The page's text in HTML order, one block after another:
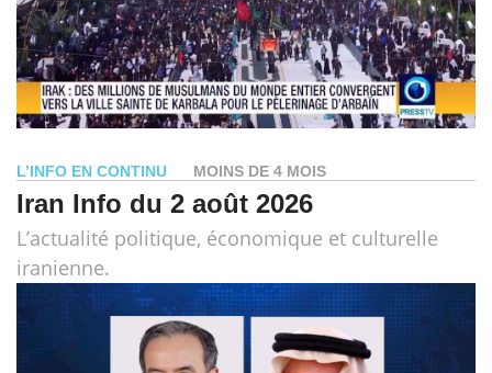
L’INFO EN CONTINU MOINS DE 4 MOIS
Iran Info du 2 août 2026
L’actualité politique, économique et culturelle
iranienne.